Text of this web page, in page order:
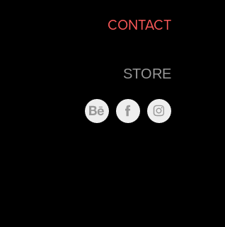
CONTACT
STORE